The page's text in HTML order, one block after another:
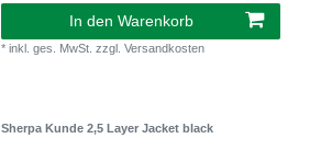
In den Warenkorb
*inkl. ges. MwSt. zzgl.Versandkosten
Sherpa Kunde 2,5 Layer Jacket black